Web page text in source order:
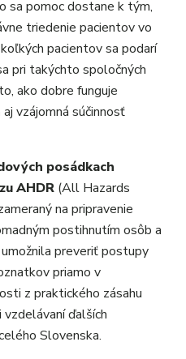
sa pomoc dostane k tým,
triedenie pacientov vo
pacientov sa podarí
pri takýchto spoločných
ako dobre funguje
vzájomná súčinnosť
posádkach
AHDR (All Hazards
na pripravenie
postihnutím osôb a
preveriť postupy
priamo v
z praktického zásahu
ďalších
Slovenska.